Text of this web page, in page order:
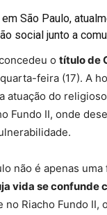
São Paulo,
social junto a
o título de
feira (17). A
atuação do
Fundo II, onde
não é apenas
vida se confunde
no Riacho Fundo